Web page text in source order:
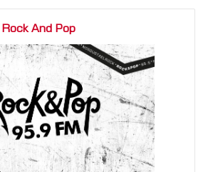
Rock And Pop